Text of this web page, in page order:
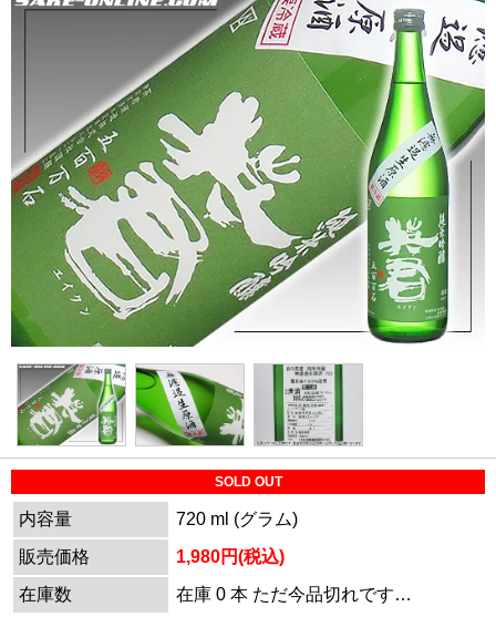
SOLD OUT
内容量
720 ml (グラム)
販売価格
1,980円(税込)
在庫数
在庫 0 本 ただ今品切れです…